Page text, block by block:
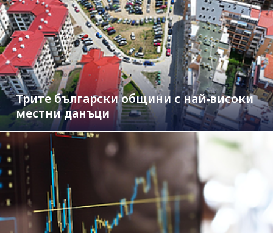
Трите български общини с най-високи
местни данъци